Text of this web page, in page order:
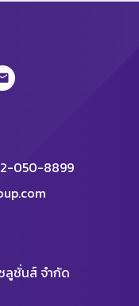
050-8899
ลูชั่นส์ จำกัด